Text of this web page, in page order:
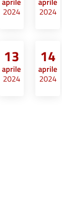
2024
2024
13
aprile
2024
14
aprile
2024